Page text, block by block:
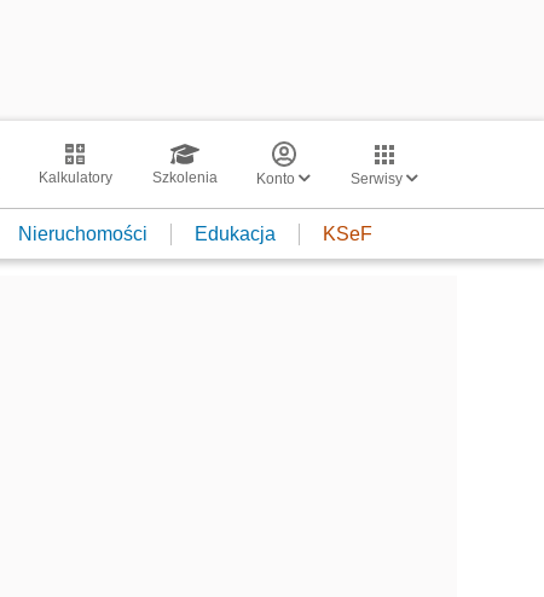
Kalkulatory Szkolenia Konto Serwisy
Nieruchomości Edukacja KSeF